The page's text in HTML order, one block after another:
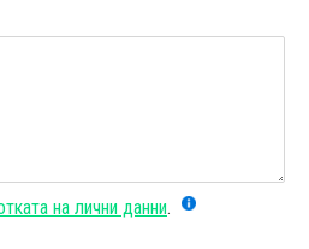
на лични данни.